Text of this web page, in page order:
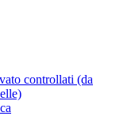
controllati (da